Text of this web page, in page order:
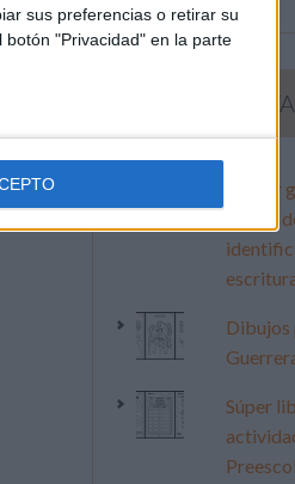
sus preferencias o retirar su
"Privacidad" en la parte
LO MÁS
Primer
Fichas
Dibujos
Súper